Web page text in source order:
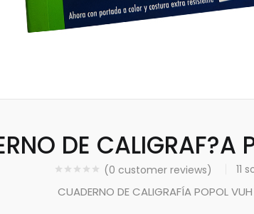
DE CALIGRAF?A
(0 customer reviews) 11
CUADERNO DE CALIGRAFÍA POPOL